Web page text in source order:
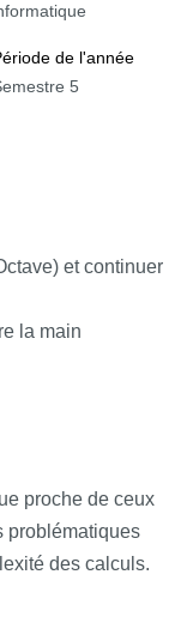
de l'année
5
et continuer
la main
proche de ceux
problématiques
des calculs.